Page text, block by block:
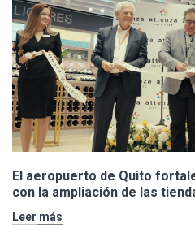
El aeropuerto de Quito
con la ampliación de las
de Polo Ralph Lauren y Adidas
Leer más